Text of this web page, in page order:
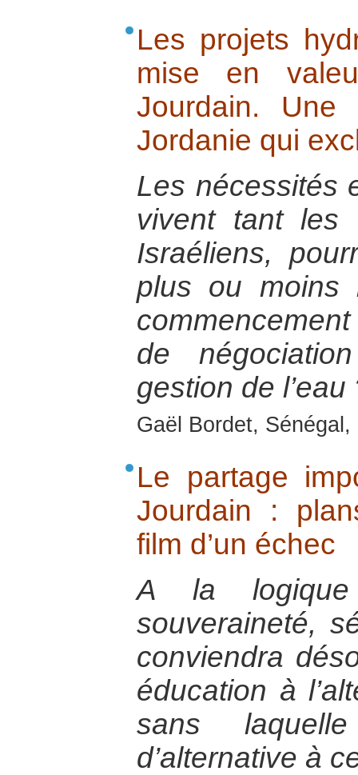
Les projets
mise en
Jourdain. Une
Jordanie qui
Les nécessités
vivent tant les
Israéliens,
plus ou moins
de
gestion de l’eau
Gaël Bordet,
Le partage
Jourdain :
film d’un échec
A la
souveraineté,
conviendra
éducation à
sans
d’alternative à